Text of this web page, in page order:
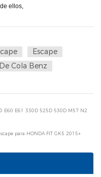
ellos,
Escape
Cola Benz
E60 E61 330D 525D 530D M57 N2
para HONDA FIT GK5 2015+